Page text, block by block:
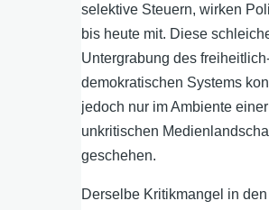
selektive Steuern, wirken
bis heute mit. Diese
Untergrabung des
demokratischen Systems
jedoch nur im Ambiente einer
unkritischen
geschehen.
Derselbe Kritikmangel in den